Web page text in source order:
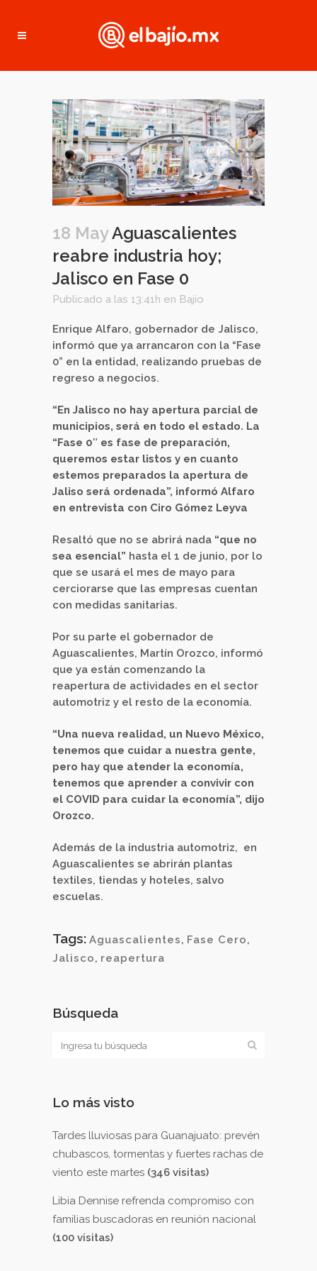
18 MayAguascalientes
reabre industria hoy;
Jalisco en Fase 0
Publicado a las 13:41h en Bajío
Enrique Alfaro, gobernador de Jalisco,
informó que ya arrancaron con la “Fase
0” en la entidad, realizando pruebas de
regreso a negocios.
“En Jalisco no hay apertura parcial de
municipios, será en todo el estado. La
“Fase 0″ es fase de preparación,
queremos estar listos y en cuanto
estemos preparados la apertura de
Jaliso será ordenada”, informó Alfaro
en entrevista con Ciro Gómez Leyva
Resaltó que no se abrirá nada “que no
sea esencial” hasta el 1 de junio, por lo
que se usará el mes de mayo para
cerciorarse que las empresas cuentan
con medidas sanitarias.
Por su parte el gobernador de
Aguascalientes, Martín Orozco, informó
que ya están comenzando la
reapertura de actividades en el sector
automotriz y el resto de la economía.
“Una nueva realidad, un Nuevo México,
tenemos que cuidar a nuestra gente,
pero hay que atender la economía,
tenemos que aprender a convivir con
el COVID para cuidar la economía”, dijo
Orozco.
Además de la industria automotriz, en
Aguascalientes se abrirán plantas
textiles, tiendas y hoteles, salvo
escuelas.
Tags: Aguascalientes, Fase Cero,
Jalisco, reapertura
Búsqueda
Lo más visto
Tardes lluviosas para Guanajuato: prevén
chubascos, tormentas y fuertes rachas de
viento este martes (346 visitas)
Libia Dennise refrenda compromiso con
familias buscadoras en reunión nacional
(100 visitas)